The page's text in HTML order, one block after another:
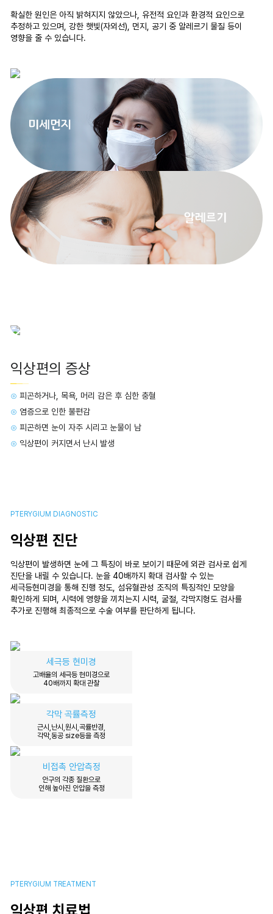
확실한 원인은 아직 밝혀지지 않았으나, 유전적 요인과 환경적 요인으로
추정하고 있으며, 강한 햇빛(자외선), 먼지, 공기 중 알레르기 물질 등이
영향을 줄 수 있습니다.
익상편의 증상
⊙ 피곤하거나, 목욕, 머리 감은 후 심한 충혈
⊙ 염증으로 인한 불편감
⊙ 피곤하면 눈이 자주 시리고 눈물이 남
⊙ 익상편이 커지면서 난시 발생
PTERYGIUM DIAGNOSTIC
익상편 진단
익상편이 발생하면 눈에 그 특징이 바로 보이기 때문에 외관 검사로 쉽게
진단을 내릴 수 있습니다. 눈을 40배까지 확대 검사할 수 있는
세극등현미경을 통해 진행 정도, 섬유혈관성 조직의 특징적인 모양을
확인하게 되며, 시력에 영향을 끼치는지 시력, 굴절, 각막지형도 검사를
추가로 진행해 최종적으로 수술 여부를 판단하게 됩니다.
세극등 현미경
고배율의 세극등 현미경으로
40배까지 확대 관찰
각막 곡률측정
근시,난시,원시,곡률반경,
각막,동공 size등을 측정
비접촉 안압측정
안구의 각종 질환으로
인해 높아진 안압을 측정
PTERYGIUM TREATMENT
익상편 치료법